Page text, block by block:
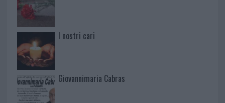
I nostri cari
Giovannimaria Cabras